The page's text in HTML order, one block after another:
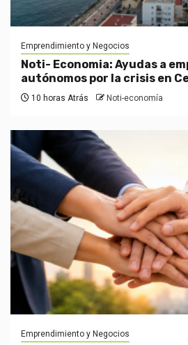
Emprendimiento y Negocios
Noti- Economia: Ayudas a
autónomos por la crisis en
10 horas Atrás Noti-economía
Emprendimiento y Negocios